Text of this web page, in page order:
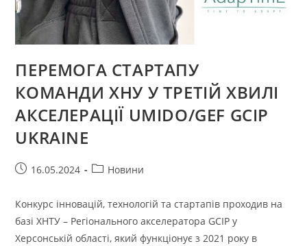
ЗА
2023
РІК
ПЕРЕМОГА СТАРТАПУ
КОМАНДИ ХНУ У ТРЕТІЙ ХВИЛІ
АКСЕЛЕРАЦІЇ UMIDO/GEF GCIP
UKRAINE
Запис16.05.2024
Категорія
Новини
Конкурс інновацій, технологій та стартапів проходив на
базі ХНТУ – Регіонального акселератора GCIP у
Херсонській області, який функціонує з 2021 року в